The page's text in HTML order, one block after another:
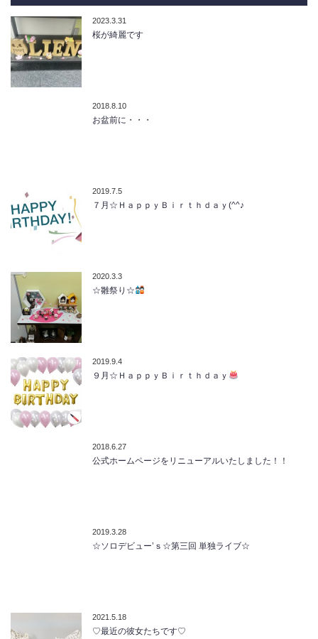
2023.3.31
桜が綺麗です
2018.8.10
お盆前に・・・
2019.7.5
７月☆ＨａｐｐｙＢｉｒｔｈｄａｙ(^^♪
2020.3.3
☆雛祭り☆
2019.9.4
９月☆ＨａｐｐｙＢｉｒｔｈｄａｙ
2018.6.27
公式ホームページをリニューアルいたしました！！
2019.3.28
☆ソロデビュー’ｓ☆第三回 単独ライブ☆
2021.5.18
♡最近の彼女たちです♡